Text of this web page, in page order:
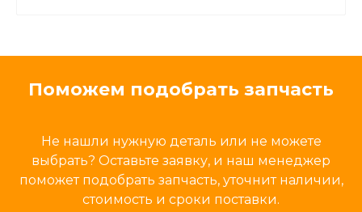
Поможем подобрать запчасть
Не нашли нужную деталь или не можете
выбрать? Оставьте заявку, и наш менеджер
поможет подобрать запчасть, уточнит наличии,
стоимость и сроки поставки.